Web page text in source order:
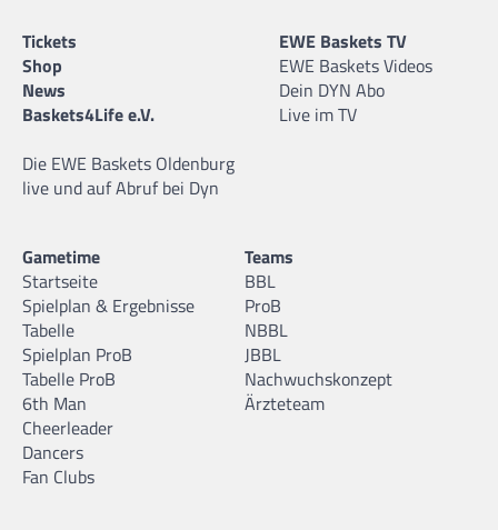
Tickets
Shop
News
Baskets4Life e.V.
Die EWE Baskets Oldenburg
live und auf Abruf bei Dyn
EWE Baskets TV
EWE Baskets Videos
Dein DYN Abo
Live im TV
Gametime
Startseite
Spielplan & Ergebnisse
Tabelle
Spielplan ProB
Tabelle ProB
6th Man
Cheerleader
Dancers
Fan Clubs
Teams
BBL
ProB
NBBL
JBBL
Nachwuchskonzept
Ärzteteam